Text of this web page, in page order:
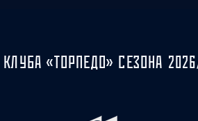
«ТОРПЕДО» СЕЗОНА